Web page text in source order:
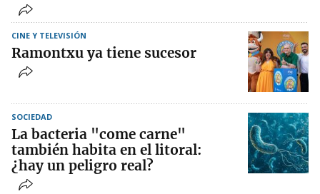
CINE Y TELEVISIÓN
Ramontxu ya tiene sucesor
SOCIEDAD
La bacteria "come carne"
también habita en el litoral:
¿hay un peligro real?